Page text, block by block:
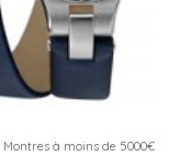
Montres à moins de 5000€